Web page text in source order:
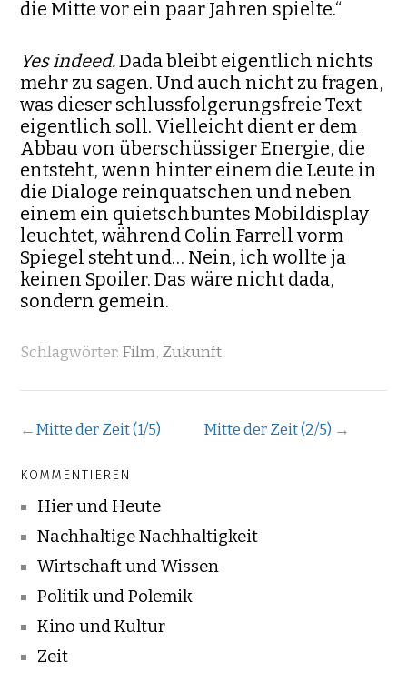
die Mitte vor ein paar Jahren spielte.“
Yes indeed.Dada bleibt eigentlich nichts
mehr zu sagen. Und auch nicht zu fragen,
was dieser schlussfolgerungsfreie Text
eigentlich soll. Vielleicht dient er dem
Abbau von überschüssiger Energie, die
entsteht, wenn hinter einem die Leute in
die Dialoge reinquatschen und neben
einem ein quietschbuntes Mobildisplay
leuchtet, während Colin Farrell vorm
Spiegel steht und… Nein, ich wollte ja
keinen Spoiler. Das wäre nicht dada,
sondern gemein.
Schlagwörter: Film, Zukunft
← Mitte der Zeit (1/5) Mitte der Zeit (2/5) →
KOMMENTIEREN
Hier und Heute
Nachhaltige Nachhaltigkeit
Wirtschaft und Wissen
Politik und Polemik
Kino und Kultur
Zeit